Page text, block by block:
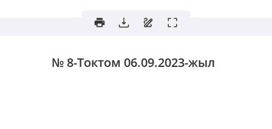
№ 8-Токтом 06.09.2023-жыл